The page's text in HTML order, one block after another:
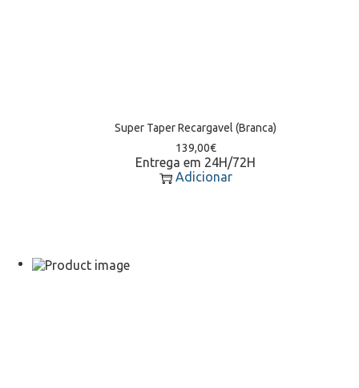
Super Taper Recargavel (Branca)
139,00€
Entrega em 24H/72H
Adicionar